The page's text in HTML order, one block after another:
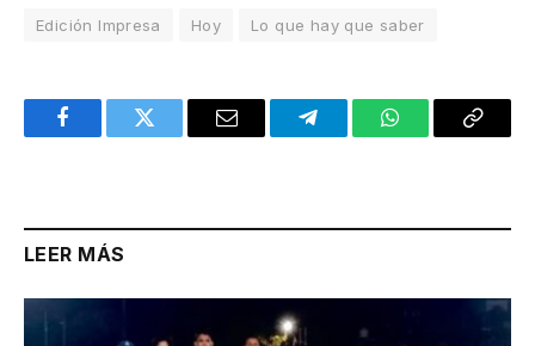
Edición Impresa Hoy Lo que hay que saber
FacebookTwitter Email TelegramWhatsAppCopy
LEER MÁS